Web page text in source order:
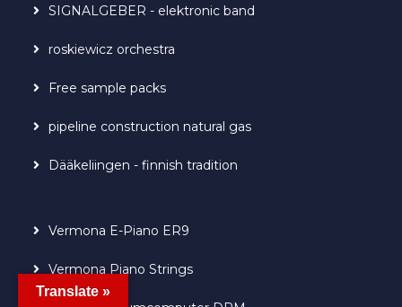
SIGNALGEBER - elektronic band
roskiewicz orchestra
Free sample packs
pipeline construction natural gas
Dääkeliingen - finnish tradition
Vermona E-Piano ER9
Vermona Piano Strings
Translate »